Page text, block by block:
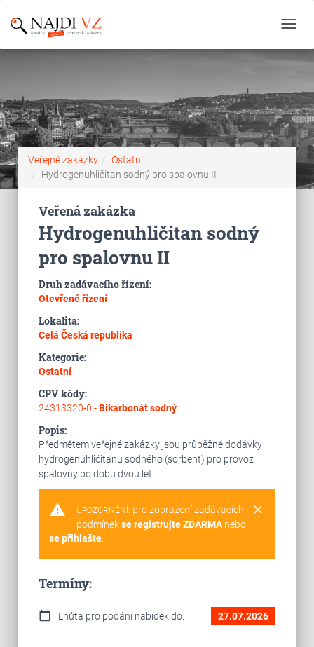
Veřejné zakázky
Ostatní
Hydrogenuhličitan sodný pro spalovnu II
Veřená zakázka
Hydrogenuhličitan sodný
pro spalovnu II
Druh zadávacího řízení:
Otevřené řízení
Lokalita:
Celá Česká republika
Kategorie:
Ostatní
CPV kódy:
24313320-0 -Bikarbonát sodný
Popis:
Předmětem veřejné zakázky jsou průběžné dodávky
hydrogenuhličitanu sodného (sorbent) pro provoz
spalovny po dobu dvou let.
warning clear
UPOZORNĚNÍ: pro zobrazení zadávacích
podmínekse registrujte ZDARMAnebo
se přihlašte.
Termíny:
calendar_today Lhůta pro podání nabídek do: 27.07.2026